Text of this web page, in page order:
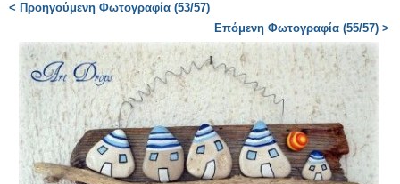
< Προηγούμενη Φωτογραφία (53/57)
Επόμενη Φωτογραφία (55/57) >